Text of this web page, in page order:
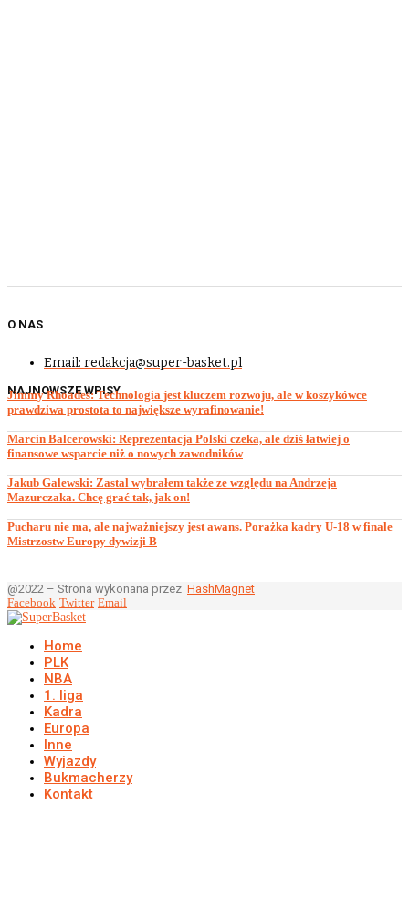
O NAS
Email: redakcja@super-basket.pl
NAJNOWSZE WPISY
Jimmy Rhoades: Technologia jest kluczem rozwoju, ale w koszykówce
prawdziwa prostota to największe wyrafinowanie!
Marcin Balcerowski: Reprezentacja Polski czeka, ale dziś łatwiej o
finansowe wsparcie niż o nowych zawodników
Jakub Galewski: Zastal wybrałem także ze względu na Andrzeja
Mazurczaka. Chcę grać tak, jak on!
Pucharu nie ma, ale najważniejszy jest awans. Porażka kadry U-18 w finale
Mistrzostw Europy dywizji B
@2022 – Strona wykonana przez HashMagnet
Facebook Twitter Email
Home
PLK
NBA
1. liga
Kadra
Europa
Inne
Wyjazdy
Bukmacherzy
Kontakt